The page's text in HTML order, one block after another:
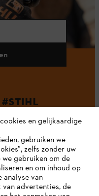
#STIHL
en gelijkaardige
gebruiken we
zelfs zonder uw
gebruiken om de
en om inhoud op
analyse van
advertenties, de